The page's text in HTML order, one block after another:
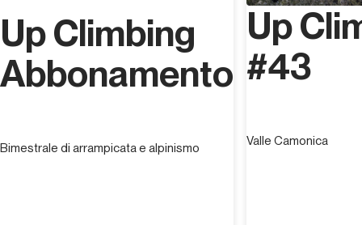
Up Climbing
Abbonamento
Bimestrale di arrampicata e alpinismo
Up
#43
Valle Camonica